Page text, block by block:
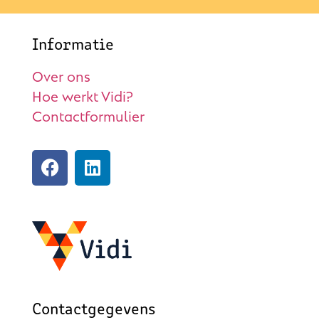
Informatie
Over ons
Hoe werkt Vidi?
Contactformulier
Contactgegevens